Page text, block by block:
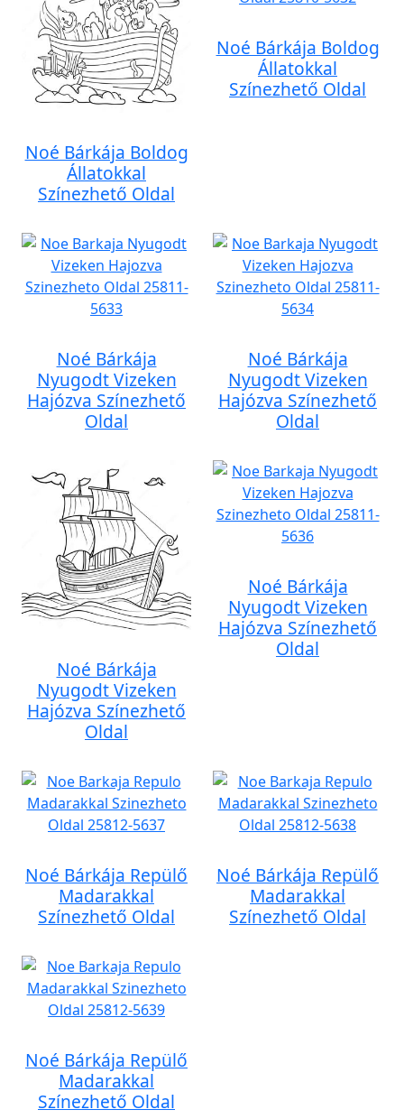
Noé Bárkája Boldog
Állatokkal
Színezhető Oldal
Noé Bárkája Boldog
Állatokkal
Színezhető Oldal
Noé Bárkája
Nyugodt Vizeken
Hajózva Színezhető
Oldal
Noé Bárkája
Nyugodt Vizeken
Hajózva Színezhető
Oldal
Noé Bárkája
Nyugodt Vizeken
Hajózva Színezhető
Oldal
Noé Bárkája
Nyugodt Vizeken
Hajózva Színezhető
Oldal
Noé Bárkája Repülő
Madarakkal
Színezhető Oldal
Noé Bárkája Repülő
Madarakkal
Színezhető Oldal
Noé Bárkája Repülő
Madarakkal
Színezhető Oldal